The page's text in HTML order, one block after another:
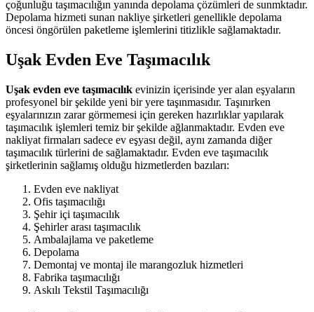
çoğunluğu taşımacılığın yanında depolama çözümleri de sunmktadır.
Depolama hizmeti sunan nakliye şirketleri genellikle depolama
öncesi öngörülen paketleme işlemlerini titizlikle sağlamaktadır.
Uşak Evden Eve Taşımacılık
Uşak evden eve taşımacılık evinizin içerisinde yer alan eşyaların
profesyonel bir şekilde yeni bir yere taşınmasıdır. Taşınırken
eşyalarınızın zarar görmemesi için gereken hazırlıklar yapılarak
taşımacılık işlemleri temiz bir şekilde ağlanmaktadır. Evden eve
nakliyat firmaları sadece ev eşyası değil, aynı zamanda diğer
taşımacılık türlerini de sağlamaktadır. Evden eve taşımacılık
şirketlerinin sağlamış olduğu hizmetlerden bazıları:
Evden eve nakliyat
Ofis taşımacılığı
Şehir içi taşımacılık
Şehirler arası taşımacılık
Ambalajlama ve paketleme
Depolama
Demontaj ve montaj ile marangozluk hizmetleri
Fabrika taşımacılığı
Askılı Tekstil Taşımacılığı